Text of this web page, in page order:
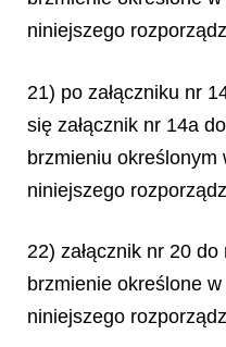
niniejszego
21) po załączniku nr
się załącznik nr 14a
brzmieniu określonym
niniejszego
22) załącznik nr 20
brzmienie określone
niniejszego